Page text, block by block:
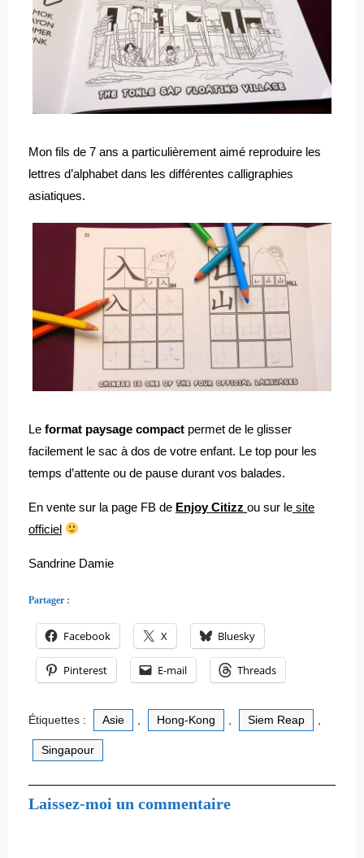
Mon fils de 7 ans a particulièrement aimé reproduire les
lettres d’alphabet dans les différentes calligraphies
asiatiques.
Le format paysage compact permet de le glisser
facilement le sac à dos de votre enfant. Le top pour les
temps d’attente ou de pause durant vos balades.
En vente sur la page FB de Enjoy Citizz ou sur le site
officiel
Sandrine Damie
Partager :
Facebook X Bluesky
Pinterest E-mail Threads
Étiquettes : Asie Hong-Kong Siem Reap
Singapour
Laissez-moi un commentaire